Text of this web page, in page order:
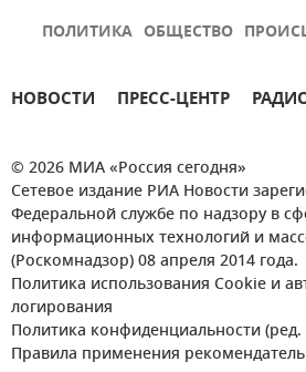
ПОЛИТИКА ОБЩЕСТВО
НОВОСТИ ПРЕСС-ЦЕНТР
© 2026 МИА «Россия сегодня»
Сетевое издание РИА Новости
Федеральной службе по надзору в
информационных технологий и
(Роскомнадзор) 08 апреля 2014 года.
Политика использования Cookie и
логирования
Политика конфиденциальности (ред.
Правила применения